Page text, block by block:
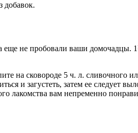
добавок.
не пробовали ваши домочадцы.
на сковороде 5 ч. л.
и загустеть, затем ее следует
лакомства вам непременно